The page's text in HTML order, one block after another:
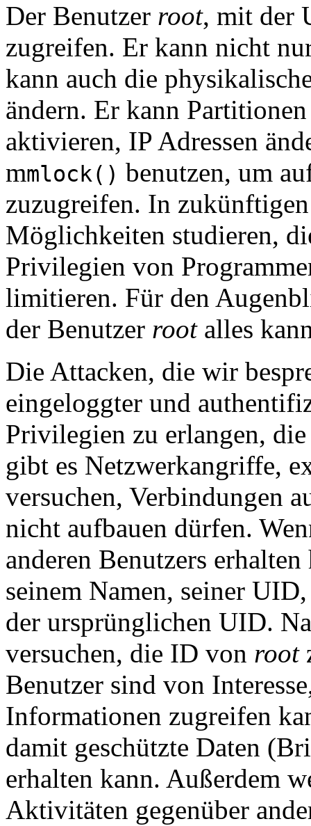
Der Benutzer root, mit der
zugreifen. Er kann nicht
kann auch die
ändern. Er kann
aktivieren, IP Adressen
mmlock() benutzen, um
zuzugreifen. In
Möglichkeiten studieren,
Privilegien von
limitieren. Für den
der Benutzer rootalles
Die Attacken, die wir
eingeloggter und
Privilegien zu erlangen,
gibt es Netzwerkangriffe,
versuchen, Verbindungen
nicht aufbauen dürfen.
anderen Benutzers
seinem Namen, seiner
der ursprünglichen UID.
versuchen, die ID von root
Benutzer sind von
Informationen zugreifen
damit geschützte Daten
erhalten kann. Außerdem
Aktivitäten gegenüber